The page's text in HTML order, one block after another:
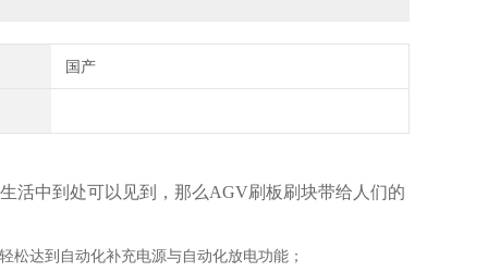
国产
活中到处可以见到，那么AGV刷板刷块带给人们的
达到自动化补充电源与自动化放电功能；